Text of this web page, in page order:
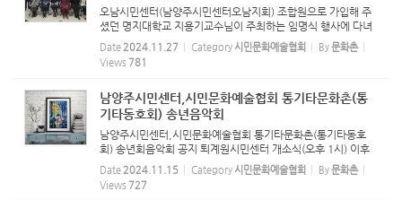
오남시민센터(남양주시민센터오남지회) 조합원으로 가입해 주
셨던 명지대학교 지용기교수님이 주최하는 임명식 행사에 다녀
왔습니다. 함께 해주신 조광호 교수님, 박미정 교수님 감사합니
다. 올해 두 분이 제게 귀인처럼 자리를 펼쳐주셨습니다. 태어난
곳이 ...
Date 2024.11.27 Category 시민문화예술협회 By문화촌
Views 781
남양주시민센터,시민문화예술협회 통기타문화촌(통
기타동호회) 송년음악회
남양주시민센터,시민문화예술협회 통기타문화촌(통기타동호
회) 송년회음악회 공지 퇴계원시민센터 개소식(오후 1시) 이후
송년회 모임을 아래와 같이 하고자 합니다. 통기타공연을 포함
한 작은 음악회 겸 송년회로 올 한 해를 마무리 하려합니다. 그동
안 함께 ...
Date 2024.11.15 Category 시민문화예술협회 By문화촌
Views 727